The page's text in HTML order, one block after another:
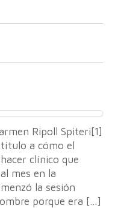
Ripoll Spiteri[1]
a cómo el
clínico que
mes en la
la sesión
porque era […]